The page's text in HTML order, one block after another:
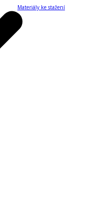
Materiály ke stažení